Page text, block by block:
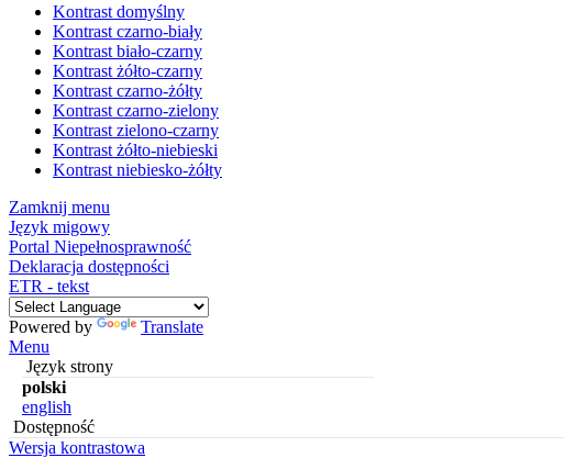
Kontrast domyślny
Kontrast czarno-biały
Kontrast biało-czarny
Kontrast żółto-czarny
Kontrast czarno-żółty
Kontrast czarno-zielony
Kontrast zielono-czarny
Kontrast żółto-niebieski
Kontrast niebiesko-żółty
Zamknij menu
Język migowy
Portal Niepełnosprawność
Deklaracja dostępności
ETR - tekst
Powered by
Translate
Menu
Język strony
polski
english
Dostępność
Wersja kontrastowa